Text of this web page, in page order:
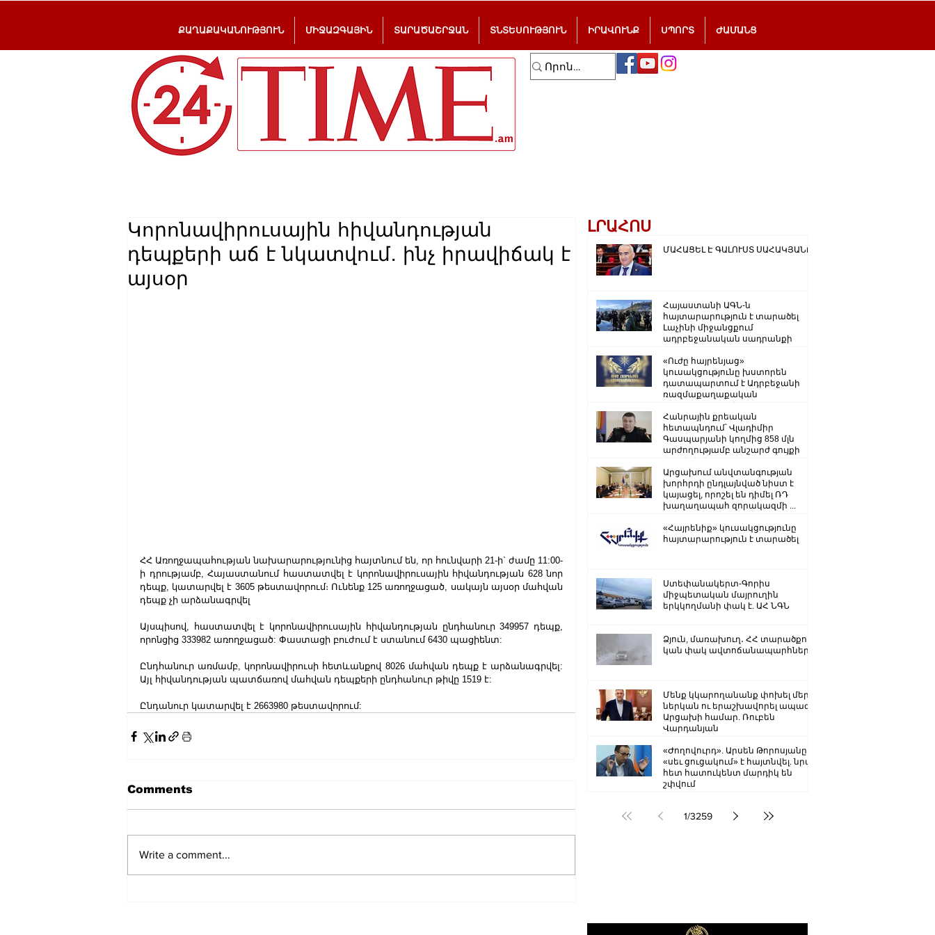
ՔԱՂԱՔԱԿԱՆՈՒԹՅՈՒՆ ՄԻՋԱԶԳԱՅԻՆ ՏԱՐԱԾԱՇՐՋԱՆ ՏՆՏԵՍՈՒԹՅՈՒՆ ԻՐԱՎՈՒՆՔ ՍՊՈՐՏ ԺԱՄԱՆՑ
Կորոնավիրուսային հիվանդության
դեպքերի աճ է նկատվում․ ինչ իրավիճակ է
այսօր
ՀՀ Առողջապահության նախարարությունից հայտնում են, որ հունվարի 21-ի` ժամը 11:00-
ի դրությամբ, Հայաստանում հաստատվել է կորոնավիրուսային հիվանդության 628 նոր
դեպք, կատարվել է 3605 թեստավորում։ Ունենք 125 առողջացած, սակայն այսօր մահվան
դեպք չի արձանագրվել
Այսպիսով, հաստատվել է կորոնավիրուսային հիվանդության ընդհանուր 349957 դեպք,
որոնցից 333982 առողջացած: Փաստացի բուժում է ստանում 6430 պացիենտ:
Ընդհանուր առմամբ, կորոնավիրուսի հետևանքով 8026 մահվան դեպք է արձանագրվել:
Այլ հիվանդության պատճառով մահվան դեպքերի ընդհանուր թիվը 1519 է:
Ընդանուր կատարվել է 2663980 թեստավորում:
Comments
Write a comment...
ԼՐԱՀՈՍ
ՄԱՀԱՑԵԼ Է ԳԱԼՈՒՍՏ ՍԱՀԱԿՅԱՆԸ
Հայաստանի ԱԳՆ-ն
հայտարարություն է տարածել
Լաչինի միջանցքում
ադրբեջանական սադրանքի
«Ուժը հայրենյաց»
կուսակցությունը խստորեն
դատապարտում է Ադրբեջանի
ռազմաքաղաքական
Հանրային քրեական
հետապնդում՝ Վլադիմիր
Գասպարյանի կողմից 858 մլն
արժողությամբ անշարժ գույքի
Արցախում անվտանգության
խորհրդի ընդլայնված նիստ է
կայացել, որոշել են դիմել ՌԴ
խաղաղապահ զորակազմի ...
«Հայրենիք» կուսակցությունը
հայտարարություն է տարածել
Ստեփանակերտ-Գորիս
միջպետական մայրուղին
երկկողմանի փակ է. ԱՀ ՆԳՆ
Ձյուն, մառախուղ․ ՀՀ տարածքում
կան փակ ավտոճանապարհներ
Մենք կկարողանանք փոխել մեր
ներկան ու երաշխավորել ապագա
Արցախի համար. Ռուբեն
Վարդանյան
«Ժողովուրդ». Արսեն Թորոսյանը
«սեւ ցուցակում» է հայտնվել. նրա
հետ հատուկենտ մարդիկ են
շփվում
1/3259